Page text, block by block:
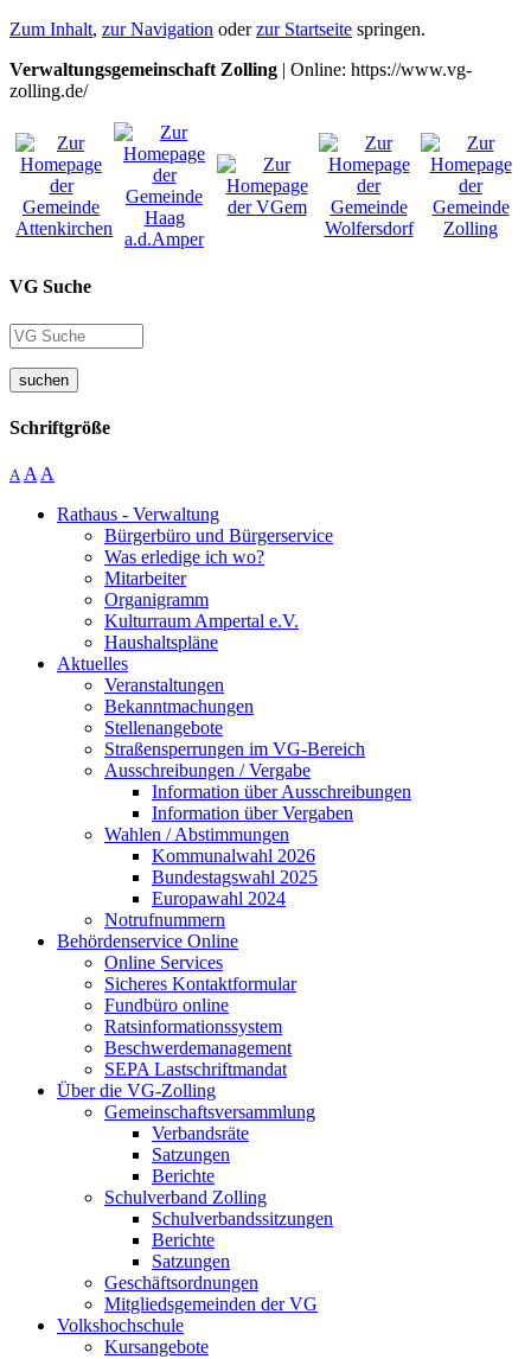
Zum Inhalt, zur Navigation oderzur Startseite springen.
Verwaltungsgemeinschaft Zolling | Online: https://www.vg-
zolling.de/
VG Suche
suchen
Schriftgröße
A A A
Rathaus - Verwaltung
Bürgerbüro und Bürgerservice
Was erledige ich wo?
Mitarbeiter
Organigramm
Kulturraum Ampertal e.V.
Haushaltspläne
Aktuelles
Veranstaltungen
Bekanntmachungen
Stellenangebote
Straßensperrungen im VG-Bereich
Ausschreibungen / Vergabe
Information über Ausschreibungen
Information über Vergaben
Wahlen / Abstimmungen
Kommunalwahl 2026
Bundestagswahl 2025
Europawahl 2024
Notrufnummern
Behördenservice Online
Online Services
Sicheres Kontaktformular
Fundbüro online
Ratsinformationssystem
Beschwerdemanagement
SEPA Lastschriftmandat
Über die VG-Zolling
Gemeinschaftsversammlung
Verbandsräte
Satzungen
Berichte
Schulverband Zolling
Schulverbandssitzungen
Berichte
Satzungen
Geschäftsordnungen
Mitgliedsgemeinden der VG
Volkshochschule
Kursangebote